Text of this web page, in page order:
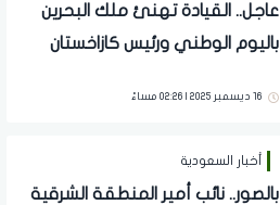
عاجل.. القيادة تهنئ ملك البحرين
باليوم الوطني ورئيس كازاخستان
16 ديسمبر 2025 | 02:26 مساءً
أخبار السعودية
بالصور.. نائب أمير المنطقة الشرقية